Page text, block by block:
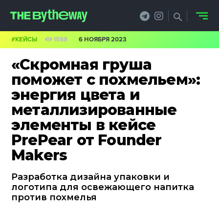
«Скромная груша
поможет с похмельем»:
энергия цвета и
металлизированные
элементы в кейсе
PrePear от Founder
Makers
Разработка дизайна упаковки и
логотипа для освежающего напитка
против похмелья
#КЕЙСЫ 1588 6 НОЯБРЯ 2023
PRO.ОБЗОР
КЕЙСЫ
ФИЛОСОФИЯ
КРЕАТИВА
ТЕХНОЛОГИИ
ФЕСТИВАЛИ